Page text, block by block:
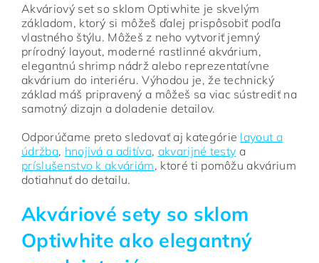
Akváriový set so sklom Optiwhite je skvelým
základom, ktorý si môžeš ďalej prispôsobiť podľa
vlastného štýlu. Môžeš z neho vytvoriť jemný
prírodný layout, moderné rastlinné akvárium,
elegantnú shrimp nádrž alebo reprezentatívne
akvárium do interiéru. Výhodou je, že technický
základ máš pripravený a môžeš sa viac sústrediť na
samotný dizajn a doladenie detailov.
Odporúčame preto sledovať aj kategórie layout a
údržba, hnojivá a aditíva, akvarijné testy a
príslušenstvo k akváriám, ktoré ti pomôžu akvárium
dotiahnuť do detailu.
Akváriové sety so sklom
Optiwhite ako elegantný